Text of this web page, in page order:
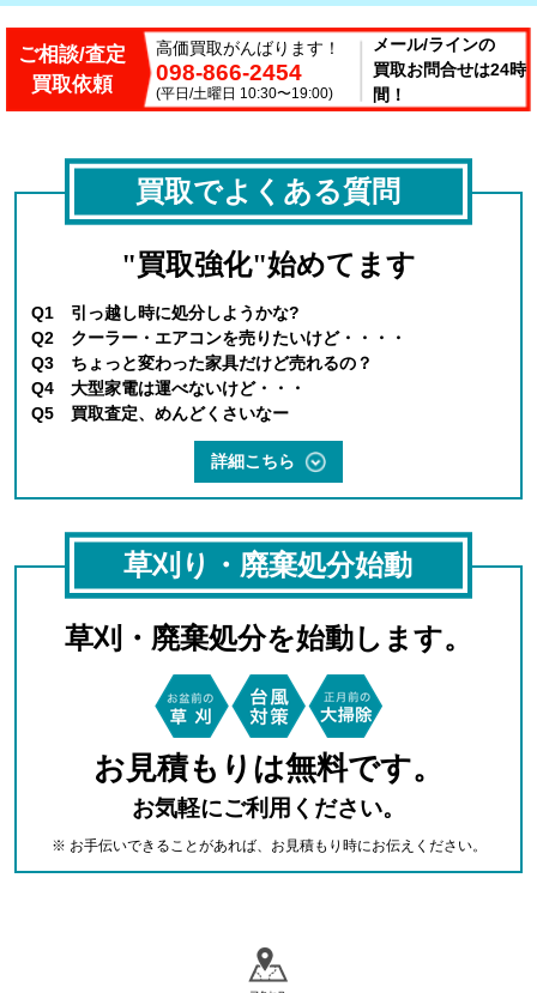
ご相談/査定
買取依頼
高価買取がんばります！
098-866-2454
(平日/土曜日 10:30〜19:00)
メール/ラインの
買取お問合せは24時
間！
買取でよくある質問
"買取強化"始めてます
Q1 引っ越し時に処分しようかな?
Q2 クーラー・エアコンを売りたいけど・・・・
Q3 ちょっと変わった家具だけど売れるの？
Q4 大型家電は運べないけど・・・
Q5 買取査定、めんどくさいなー
詳細こちら
草刈り・廃棄処分始動
草刈・廃棄処分を始動します。
お見積もりは無料です。
お気軽にご利用ください。
※ お手伝いできることがあれば、お見積もり時にお伝えください。